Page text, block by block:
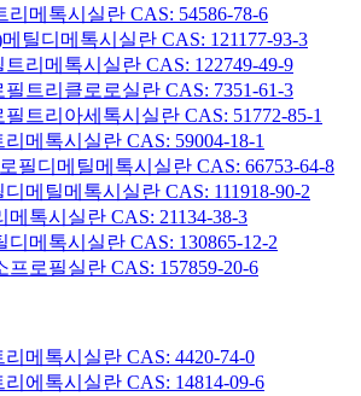
메톡시실란 CAS: 54586-78-6
틸디메톡시실란 CAS: 121177-93-3
리메톡시실란 CAS: 122749-49-9
트리클로로실란 CAS: 7351-61-3
트리아세톡시실란 CAS: 51772-85-1
메톡시실란 CAS: 59004-18-1
필디메틸메톡시실란 CAS: 66753-64-8
메틸메톡시실란 CAS: 111918-90-2
톡시실란 CAS: 21134-38-3
메톡시실란 CAS: 130865-12-2
로필실란 CAS: 157859-20-6
메톡시실란 CAS: 4420-74-0
에톡시실란 CAS: 14814-09-6